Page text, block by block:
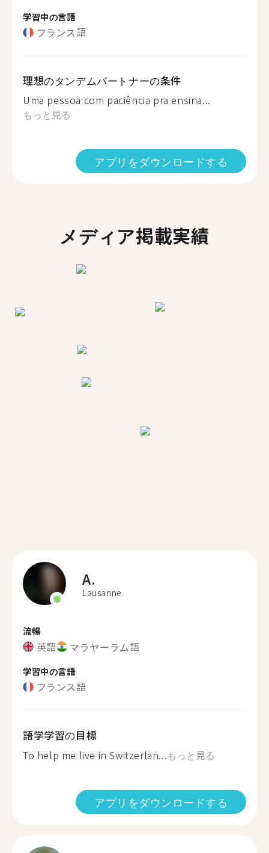
学習中の言語
フランス語
理想のタンデムパートナーの条件
Uma pessoa com paciência pra ensina...
もっと見る
アプリをダウンロードする
メディア掲載実績
A.
Lausanne
流暢
英語 マラヤーラム語
学習中の言語
フランス語
語学学習の目標
To help me live in Switzerlan...もっと見る
アプリをダウンロードする